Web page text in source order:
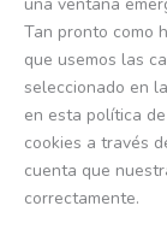
una ventana
Tan pronto como
que usemos las
seleccionado en
en esta política
cookies a través
cuenta que
correctamente.